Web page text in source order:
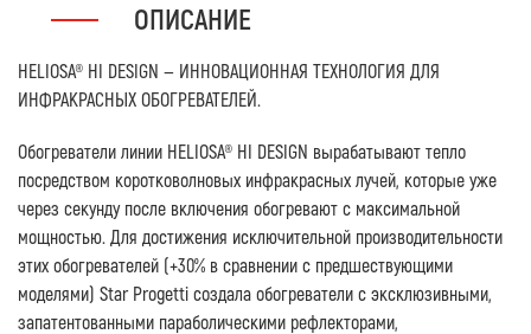
ОПИСАНИЕ
HELIOSA® HI DESIGN — ИННОВАЦИОННАЯ ТЕХНОЛОГИЯ ДЛЯ
ИНФРАКРАСНЫХ ОБОГРЕВАТЕЛЕЙ.
Обогреватели линии HELIOSA® HI DESIGN вырабатывают тепло
посредством коротковолновых инфракрасных лучей, которые уже
через секунду после включения обогревают с максимальной
мощностью. Для достижения исключительной производительности
этих обогревателей (+30% в сравнении с предшествующими
моделями) Star Progetti создала обогреватели с эксклюзивными,
запатентованными параболическими рефлекторами,